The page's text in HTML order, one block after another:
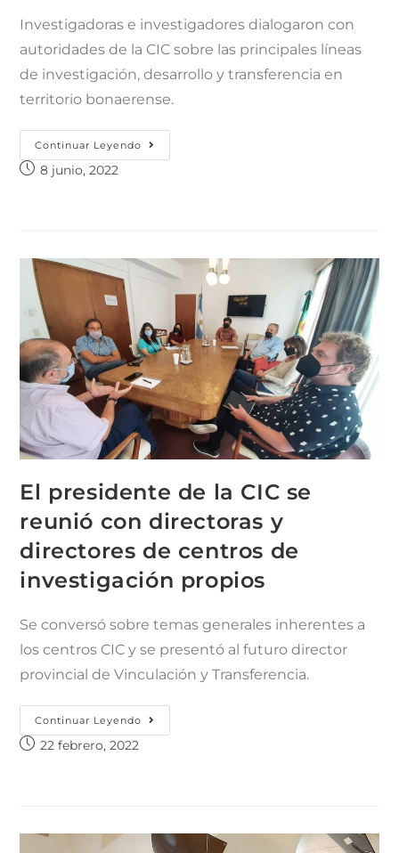
Investigadoras e investigadores dialogaron con
autoridades de la CIC sobre las principales líneas
de investigación, desarrollo y transferencia en
territorio bonaerense.
Continuar Leyendo
8 junio, 2022
El presidente de la CIC se
reunió con directoras y
directores de centros de
investigación propios
Se conversó sobre temas generales inherentes a
los centros CIC y se presentó al futuro director
provincial de Vinculación y Transferencia.
Continuar Leyendo
22 febrero, 2022